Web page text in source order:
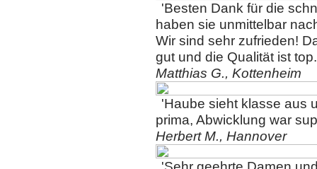
'Besten Dank für die
haben sie unmittelbar
Wir sind sehr zufrieden!
gut und die Qualität ist
Matthias G., Kottenheim
'Haube sieht klasse aus
prima, Abwicklung war
Herbert M., Hannover